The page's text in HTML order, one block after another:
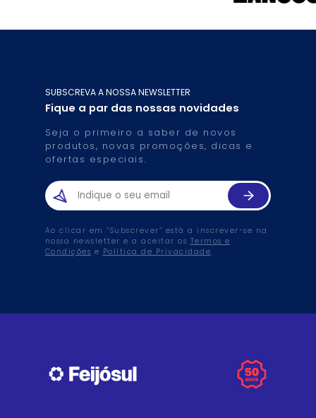
SUBSCREVA A NOSSA NEWSLETTER
Fique a par das nossas novidades
Seja o primeiro a saber de novos
produtos, novas promoções, dicas e
ofertas especiais.
Ao clicar em “Subscrever” está a inscrever-se na
nossa newsletter e a aceitar os Termos e
Condições e Política de Privacidade.